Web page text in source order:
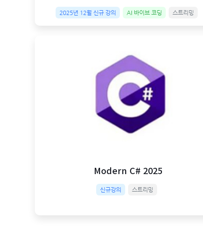
2025년 12월 신규 강의 AI 바이브 코딩 스트리밍
Modern C# 2025
신규강의 스트리밍